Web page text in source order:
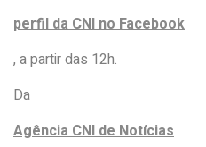
perfil da CNI no Facebook
, a partir das 12h.
Da
Agência CNI de Notícias